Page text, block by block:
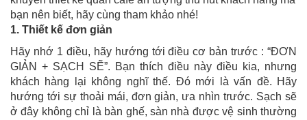
bạn nên biết, hãy cùng tham khảo nhé!
1. Thiết kế đơn giản
Hãy nhớ 1 điều, hãy hướng tới điều cơ bản trước : “ĐƠN
GIẢN + SẠCH SẼ”. Bạn thích điều này điều kia, nhưng
khách hàng lại không nghĩ thế. Đó mới là vấn đề. Hãy
hướng tới sự thoải mái, đơn giản, ưa nhìn trước. Sạch sẽ
ở đây không chỉ là bàn ghế, sàn nhà được vệ sinh thường